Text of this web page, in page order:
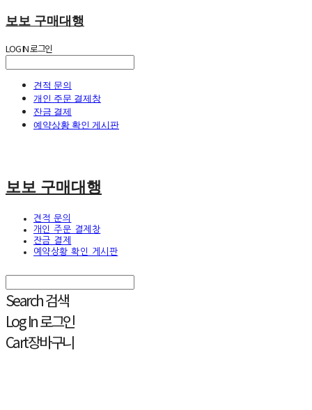
보보 구매대행
LOG IN로그인
견적 문의
개인 주문 결제창
잔금 결제
예약상황 확인 게시판
보보 구매대행
견적 문의
개인 주문 결제창
잔금 결제
예약상황 확인 게시판
Search검색
Log In로그인
Cart장바구니